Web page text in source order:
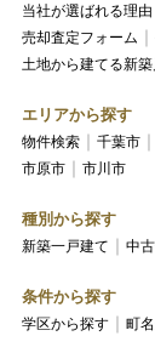
当社が選ばれる理由
売却査定フォーム
土地から建てる新築
エリアから探す
物件検索 千葉市
市原市
市川市
種別から探す
新築一戸建て 中
条件から探す
学区から探す 町